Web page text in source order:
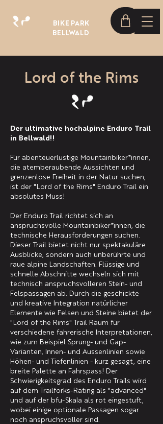
BIKE PARK
BELLWALD
Lord of the Rims
Der ultimative hochalpine Enduro Trail
in Bellwald!!
Für abenteuerlustige Mountainbiker*innen,
die atemberaubende Aussichten und
grenzenlose Freiheit in der Natur suchen,
ist der "Lord of the Rims" Enduro Trail ein
absolutes Muss!
Der Enduro Trail richtet sich an
anspruchsvolle Mountainbiker*innen, die
technische Herausforderungen suchen.
Dieser Trail bietet nicht nur spektakuläre
Ausblicke, sondern auch unberührte und
raue alpine Landschaften. Flüssige und
schnelle Abschnitte wechseln sich mit
technisch anspruchsvolleren Stein- und
Felspassagen ab. Durch die geschickte
und kreative Integration natürlicher
Elemente wie Felsen und Steine bietet der
"Lord of the Rims" Trail Raum für
verschiedene fahrerische Interpretationen,
wie zum Beispiel Sprung- und Gap-
Varianten, Innen- und Aussenlinien sowie
Höhen- und Tiefenlinien - kurz gesagt, eine
breite Palette an Fahrspass! Der
Schwierigkeitsgrad des Enduro Trails wird
auf dem Trailforks-Rating als "advanced"
und auf der bfu-Skala als rot eingestuft,
wobei einige optionale Passagen sogar
noch anspruchsvoller sind.